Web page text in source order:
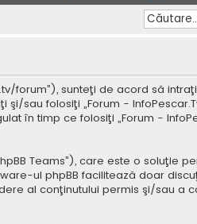
forum”), sunteţi de acord să
sau folosiţi „Forum -
în timp ce folosiţi „Forum -
Teams”), care este o soluţie
ul phpBB facilitează doar
al conţinutului permis şi/sau a